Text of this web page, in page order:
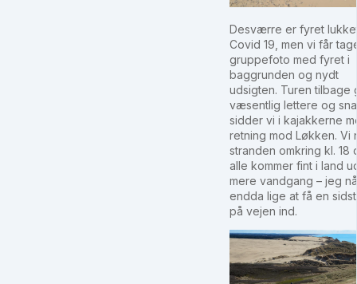
Desværre er fyret
Covid 19, men vi får
gruppefoto med fyret i
baggrunden og nydt
udsigten. Turen tilbage
væsentlig lettere og
sidder vi i kajakkerne
retning mod Løkken. Vi
stranden omkring kl. 18
alle kommer fint i land
mere vandgang – jeg
endda lige at få en
på vejen ind.